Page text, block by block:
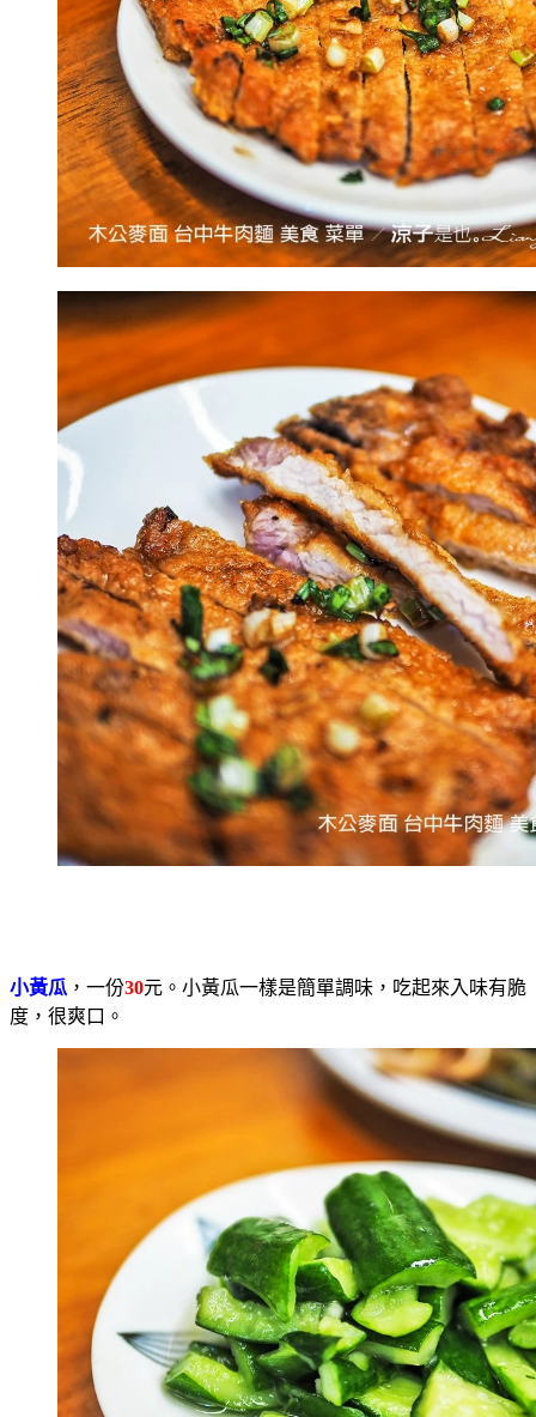
小黃瓜 ，一份30元。小黃瓜一樣是簡單調味，吃起來入味有脆
度，很爽口。